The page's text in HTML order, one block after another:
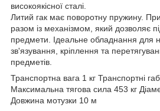
високоякісної сталі.
Литий гак має поворотну пружину.
разом із механізмом, який дозволяє
предмети. Ідеальне обладнання для
зв'язування, кріплення та
предметів.
Транспортна вага 1 кг Транспортні
Максимальна тягова сила 453 кг
Довжина мотузки 10 м